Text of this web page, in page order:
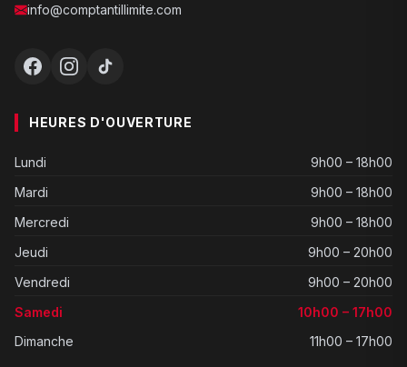
info@comptantillimite.com
HEURES D'OUVERTURE
Lundi
9h00 – 18h00
Mardi
9h00 – 18h00
Mercredi
9h00 – 18h00
Jeudi
9h00 – 20h00
Vendredi
9h00 – 20h00
Samedi
10h00 – 17h00
Dimanche
11h00 – 17h00